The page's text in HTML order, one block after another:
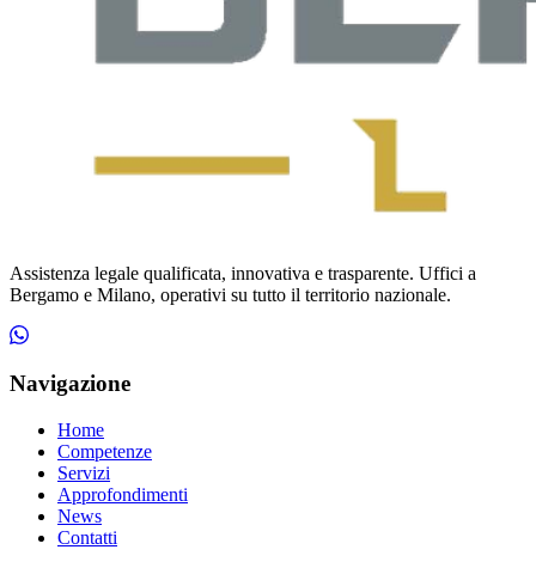
Assistenza legale qualificata, innovativa e trasparente. Uffici a
Bergamo e Milano, operativi su tutto il territorio nazionale.
Navigazione
Home
Competenze
Servizi
Approfondimenti
News
Contatti